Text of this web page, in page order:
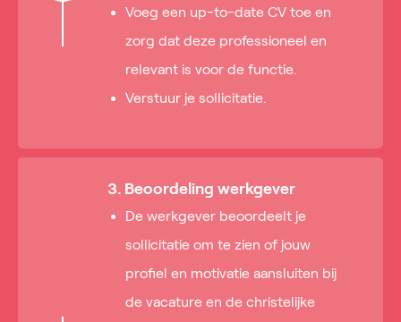
Voeg een up-to-date CV toe en
zorg dat deze professioneel en
relevant is voor de functie.
Verstuur je sollicitatie.
3. Beoordeling werkgever
De werkgever beoordeelt je
sollicitatie om te zien of jouw
profiel en motivatie aansluiten bij
de vacature en de christelijke